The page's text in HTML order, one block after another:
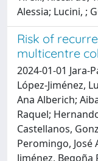
Alessia; Lucini, ;
Risk of
multicentre
2024-01-01
López-Jiménez,
Ana Alberich;
Raquel;
Castellanos,
Peromingo, José
Jiménez,